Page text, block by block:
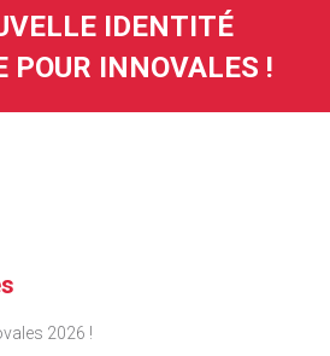
IDENTITÉ
POUR INNOVALES !
2026 !